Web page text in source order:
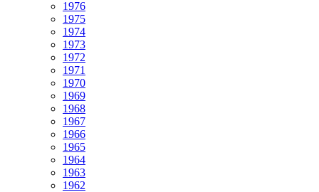
1976
1975
1974
1973
1972
1971
1970
1969
1968
1967
1966
1965
1964
1963
1962